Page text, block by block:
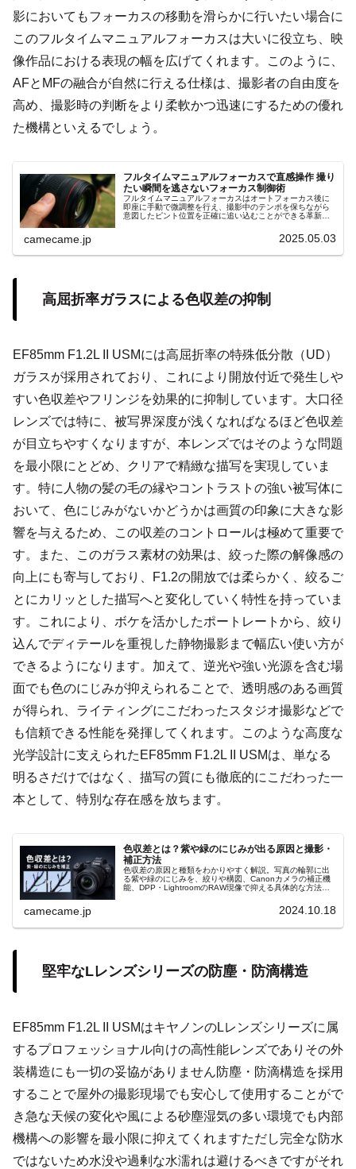
影においてもフォーカスの移動を滑らかに行いたい場合に
このフルタイムマニュアルフォーカスは大いに役立ち、映
像作品における表現の幅を広げてくれます。このように、
AFとMFの融合が自然に行える仕様は、撮影者の自由度を
高め、撮影時の判断をより柔軟かつ迅速にするための優れ
た機構といえるでしょう。
フルタイムマニュアルフォーカスで直感操作 撮り
たい瞬間を逃さないフォーカス制御術
フルタイムマニュアルフォーカスはオートフォーカス後に
即座に手動で微調整を行え、撮影中のテンポを保ちながら
意図したピント位置を正確に追い込むことができる革新的
camecame.jp 2025.05.03
高屈折率ガラスによる色収差の抑制
EF85mm F1.2L II USMには高屈折率の特殊低分散（UD）
ガラスが採用されており、これにより開放付近で発生しや
すい色収差やフリンジを効果的に抑制しています。大口径
レンズでは特に、被写界深度が浅くなればなるほど色収差
が目立ちやすくなりますが、本レンズではそのような問題
を最小限にとどめ、クリアで精緻な描写を実現していま
す。特に人物の髪の毛の縁やコントラストの強い被写体に
おいて、色にじみがないかどうかは画質の印象に大きな影
響を与えるため、この収差のコントロールは極めて重要で
す。また、このガラス素材の効果は、絞った際の解像感の
向上にも寄与しており、F1.2の開放では柔らかく、絞るご
とにカリッとした描写へと変化していく特性を持っていま
す。これにより、ボケを活かしたポートレートから、絞り
込んでディテールを重視した静物撮影まで幅広い使い方が
できるようになります。加えて、逆光や強い光源を含む場
面でも色のにじみが抑えられることで、透明感のある画質
が得られ、ライティングにこだわったスタジオ撮影などで
も信頼できる性能を発揮してくれます。このような高度な
光学設計に支えられたEF85mm F1.2L II USMは、単なる
明るさだけではなく、描写の質にも徹底的にこだわった一
本として、特別な存在感を放ちます。
色収差とは？紫や緑のにじみが出る原因と撮影・
補正方法
色収差の原因と種類をわかりやすく解説。写真の輪郭に出
る紫や緑のにじみを、絞りや構図、Canonカメラの補正機
能、DPP・LightroomのRAW現像で抑える具体的な方法
camecame.jp 2024.10.18
堅牢なLレンズシリーズの防塵・防滴構造
EF85mm F1.2L II USMはキヤノンのLレンズシリーズに属
するプロフェッショナル向けの高性能レンズでありその外
装構造にも一切の妥協がありません防塵・防滴構造を採用
することで屋外の撮影現場でも安心して使用することがで
き急な天候の変化や風による砂塵湿気の多い環境でも内部
機構への影響を最小限に抑えてくれますただし完全な防水
ではないため水没や過剰な水濡れは避けるべきですがそれ